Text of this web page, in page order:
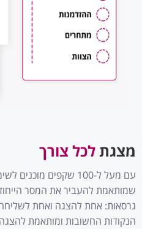
מצגתלכל צורך
עם מעל ל-100 שקפים
שמותאמת להעביר את המסר
גרסאות: אחת להצגה ואחת
הנקודות החשובות ומותאמת